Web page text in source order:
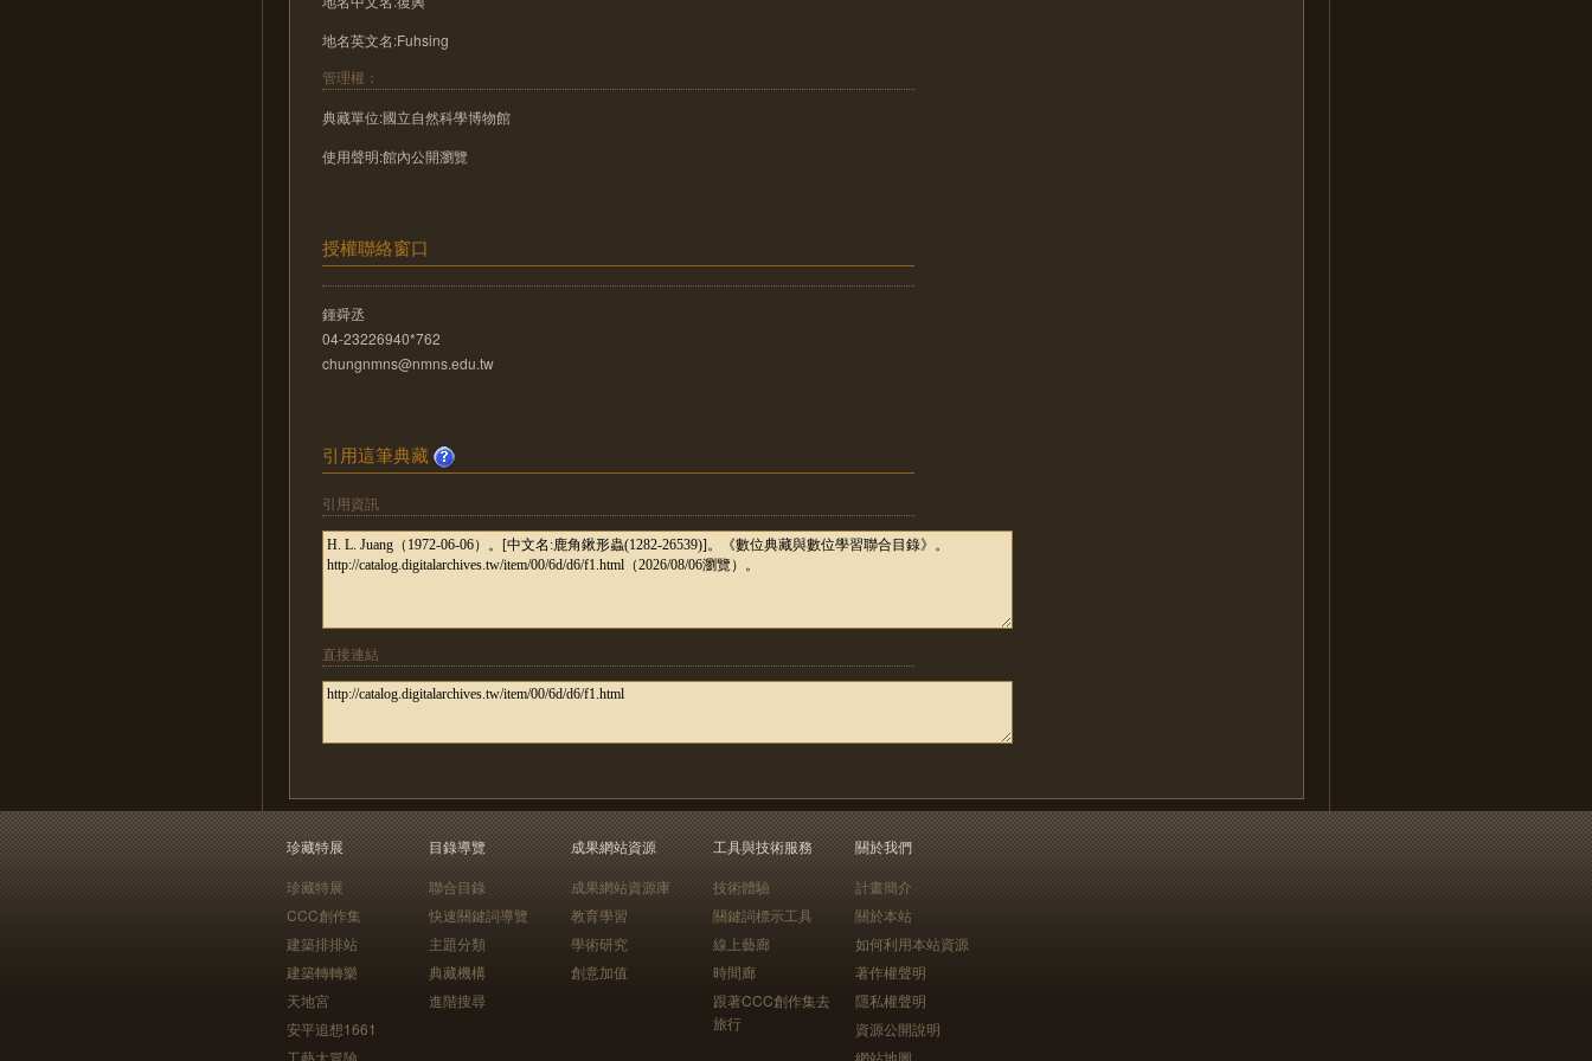
地名英文名:Fuhsing
管理權：
典藏單位:國立自然科學博物館
使用聲明:館內公開瀏覽
授權聯絡窗口
鍾舜丞
04-23226940*762
chungnmns@nmns.edu.tw
引用這筆典藏
引用資訊
直接連結
珍藏特展
珍藏特展
CCC創作集
建築排排站
建築轉轉樂
天地宮
安平追想1661
工藝大冒險
目錄導覽
聯合目錄
快速關鍵詞導覽
主題分類
典藏機構
進階搜尋
成果網站資源
成果網站資源庫
教育學習
學術研究
創意加值
工具與技術服務
技術體驗
關鍵詞標示工具
線上藝廊
時間廊
跟著CCC創作集去
旅行
關於我們
計畫簡介
關於本站
如何利用本站資源
著作權聲明
隱私權聲明
資源公開說明
網站地圖